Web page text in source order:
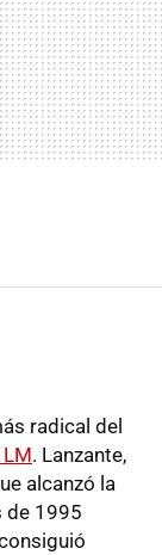
radical del
. Lanzante,
alcanzó la
de 1995